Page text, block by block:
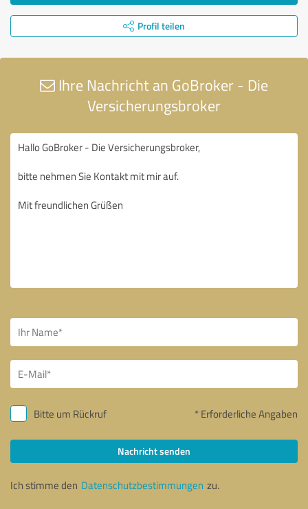
Profil teilen
Ihre Nachricht an GoBroker - Die
Versicherungsbroker
Bitte um Rückruf * Erforderliche Angaben
Nachricht senden
Ich stimme den Datenschutzbestimmungen zu.